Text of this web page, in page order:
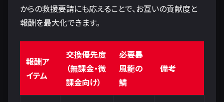
からの救援要請にも応えることで、お互いの貢献度と
報酬を最大化できます。
報酬ア
イテム
交換優先度
（無課金・微
課金向け）
必要暴
風龍の
鱗
備考